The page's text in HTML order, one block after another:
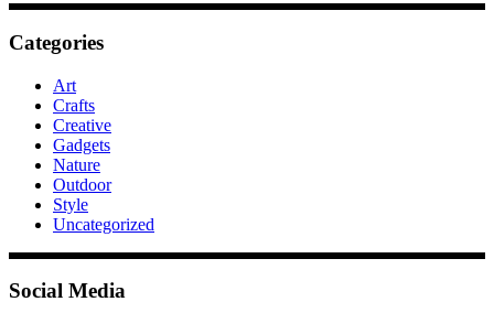
Categories
Art
Crafts
Creative
Gadgets
Nature
Outdoor
Style
Uncategorized
Social Media